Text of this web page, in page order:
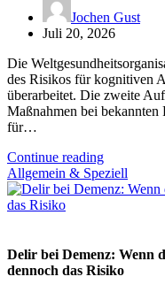
Jochen Gust
Juli 20, 2026
Die
des Risikos für kognitiven
überarbeitet. Die zweite
Maßnahmen bei
für…
Continue reading
Allgemein & Speziell
Delir bei Demenz: Wenn
dennoch das Risiko